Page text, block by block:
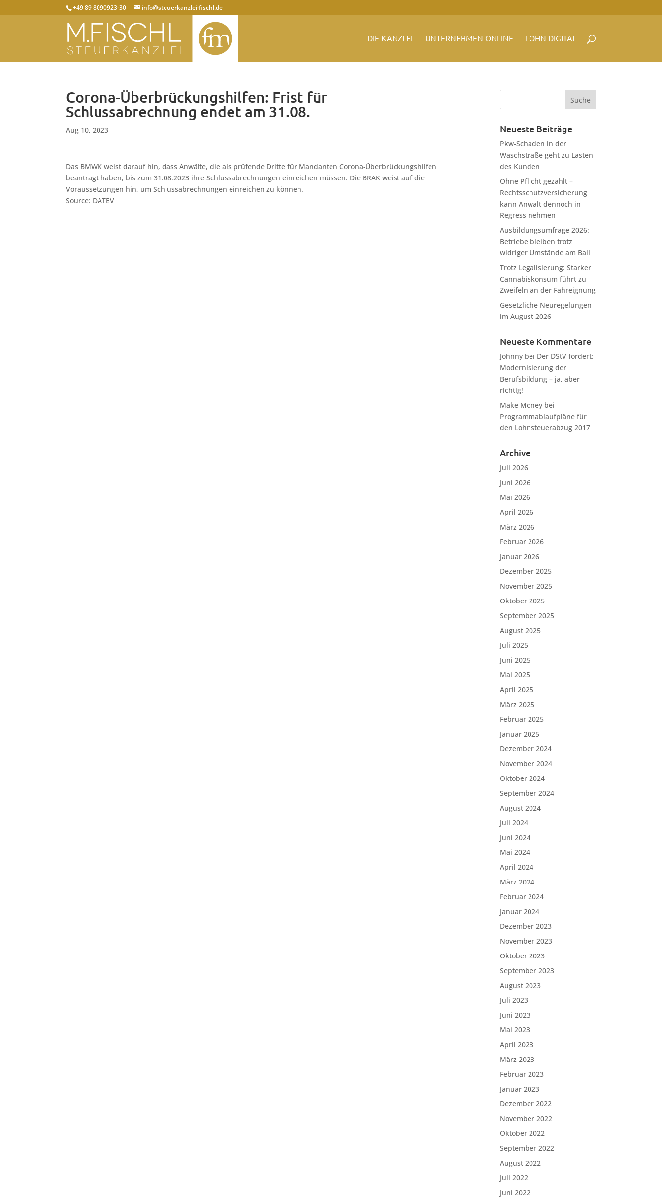
+49 89 8090923-30 info@steuerkanzlei-fischl.de
DIE KANZLEI UNTERNEHMEN ONLINE LOHN DIGITAL
Corona-Überbrückungshilfen: Frist für
Schlussabrechnung endet am 31.08.
Aug 10, 2023
Das BMWK weist darauf hin, dass Anwälte, die als prüfende Dritte für Mandanten Corona-Überbrückungshilfen
beantragt haben, bis zum 31.08.2023 ihre Schlussabrechnungen einreichen müssen. Die BRAK weist auf die
Voraussetzungen hin, um Schlussabrechnungen einreichen zu können.
Source: DATEV
Neueste Beiträge
Pkw-Schaden in der
Waschstraße geht zu Lasten
des Kunden
Ohne Pflicht gezahlt –
Rechtsschutzversicherung
kann Anwalt dennoch in
Regress nehmen
Ausbildungsumfrage 2026:
Betriebe bleiben trotz
widriger Umstände am Ball
Trotz Legalisierung: Starker
Cannabiskonsum führt zu
Zweifeln an der Fahreignung
Gesetzliche Neuregelungen
im August 2026
Neueste Kommentare
Johnny bei Der DStV fordert:
Modernisierung der
Berufsbildung – ja, aber
richtig!
Make Money bei
Programmablaufpläne für
den Lohnsteuerabzug 2017
Archive
Juli 2026
Juni 2026
Mai 2026
April 2026
März 2026
Februar 2026
Januar 2026
Dezember 2025
November 2025
Oktober 2025
September 2025
August 2025
Juli 2025
Juni 2025
Mai 2025
April 2025
März 2025
Februar 2025
Januar 2025
Dezember 2024
November 2024
Oktober 2024
September 2024
August 2024
Juli 2024
Juni 2024
Mai 2024
April 2024
März 2024
Februar 2024
Januar 2024
Dezember 2023
November 2023
Oktober 2023
September 2023
August 2023
Juli 2023
Juni 2023
Mai 2023
April 2023
März 2023
Februar 2023
Januar 2023
Dezember 2022
November 2022
Oktober 2022
September 2022
August 2022
Juli 2022
Juni 2022